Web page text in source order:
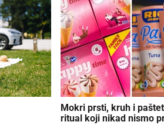
Mokri prsti, kruh i
ritual koji nikad nismo